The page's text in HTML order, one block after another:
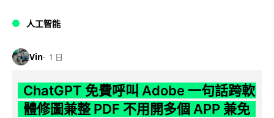
人工智能
Vin 1 日
ChatGPT 免費呼叫 Adobe 一句話跨軟
體修圖兼整 PDF 不用開多個 APP 兼免